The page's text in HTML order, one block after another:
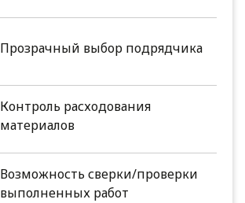
Прозрачный выбор подрядчика
Контроль расходования
материалов
Возможность сверки/проверки
выполненных работ